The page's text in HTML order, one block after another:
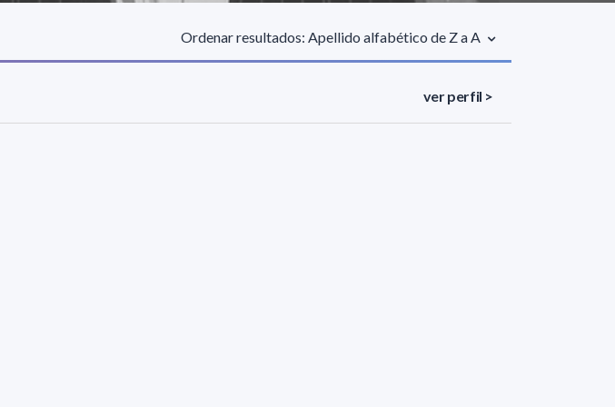
Ordenar resultados: Apellido alfabético de Z a A
ver perfil >